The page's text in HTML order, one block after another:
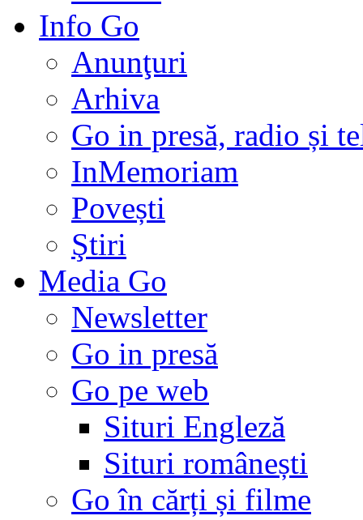
Info Go
Anunţuri
Arhiva
Go in presă, radio și
InMemoriam
Povești
Ştiri
Media Go
Newsletter
Go in presă
Go pe web
Situri Engleză
Situri românești
Go în cărți și filme